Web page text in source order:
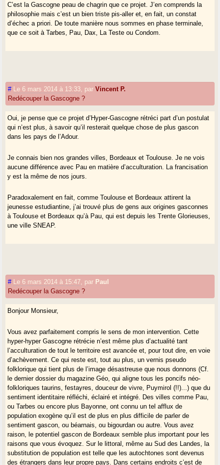
C’est la Gascogne peau de chagrin que ce projet. J’en comprends la
philosophie mais c’est un bien triste pis-aller et, en fait, un constat
d’échec a priori. De toute manière nous sommes en phase terminale,
que ce soit à Tarbes, Pau, Dax, La Teste ou Condom.
# Le 6 mars 2014 à 13:33 parVincent P.
Redécouper la Gascogne ?
Oui, je pense que ce projet d’Hyper-Gascogne rétréci part d’un postulat
qui n’est plus, à savoir qu’il resterait quelque chose de plus gascon
dans les pays de l’Adour.
Je connais bien nos grandes villes, Bordeaux et Toulouse. Je ne vois
aucune différence avec Pau en matière d’acculturation. La francisation
y est la même de nos jours.
Paradoxalement en fait, comme Toulouse et Bordeaux attirent la
jeunesse estudiantine, j’ai trouvé plus de gens aux origines gasconnes
à Toulouse et Bordeaux qu’à Pau, qui est depuis les Trente Glorieuses,
une ville SNEAP.
# Le 6 mars 2014 à 15:47 par Paul
Redécouper la Gascogne ?
Bonjour Monsieur,
Vous avez parfaitement compris le sens de mon intervention. Cette
hyper-hyper Gascogne rétrécie n’est même plus d’actualité tant
l’acculturation de tout le territoire est avancée et, pour tout dire, en voie
d’achèvement. Ce qui reste est, tout au plus, un vernis pseudo
folklorique qui tient plus de l’image désastreuse que nous donnons (Cf.
le dernier dossier du magazine Géo, qui aligne tous les poncifs néo-
folkloriques taurins, festayres, douceur de vivre, Puymirol (!!)...) que du
sentiment identitaire réfléchi, éclairé et intégré. Des villes comme Pau,
ou Tarbes ou encore plus Bayonne, ont connu un tel afflux de
population exogène qu’il est de plus en plus difficile de parler de
sentiment gascon, ou béarnais, ou bigourdan ou autre. Vous avez
raison, le potentiel gascon de Bordeaux semble plus important pour les
raisons que vous évoquez. Sur le littoral, même au Sud des Landes, la
substitution de population est telle que les autochtones sont devenus
des étrangers dans leur propre pays. Dans certains endroits c’est de